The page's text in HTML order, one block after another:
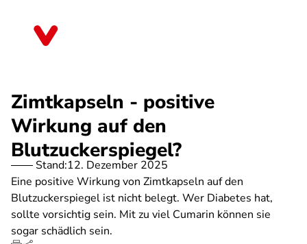
Zimtkapseln - positive
Wirkung auf den
Blutzuckerspiegel?
Stand:12. Dezember 2025
Eine positive Wirkung von Zimtkapseln auf den
Blutzuckerspiegel ist nicht belegt. Wer Diabetes hat,
sollte vorsichtig sein. Mit zu viel Cumarin können sie
sogar schädlich sein.